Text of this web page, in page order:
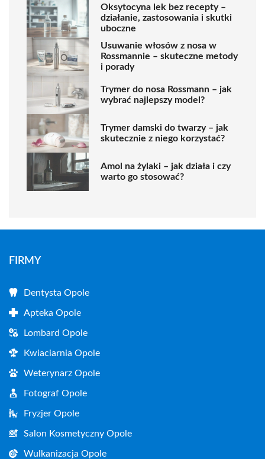
Oksytocyna lek bez recepty –
działanie, zastosowania i skutki
uboczne
Usuwanie włosów z nosa w
Rossmannie – skuteczne metody
i porady
Trymer do nosa Rossmann – jak
wybrać najlepszy model?
Trymer damski do twarzy – jak
skutecznie z niego korzystać?
Amol na żylaki – jak działa i czy
warto go stosować?
FIRMY
Dentysta Opole
Apteka Opole
Lombard Opole
Kwiaciarnia Opole
Weterynarz Opole
Fotograf Opole
Fryzjer Opole
Salon Kosmetyczny Opole
Wulkanizacja Opole